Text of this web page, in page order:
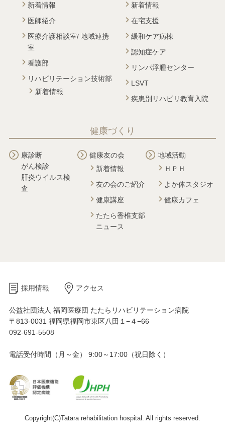
新着情報
医師紹介
医療介護相談室/ 地域連携
室
看護部
リハビリテーション技術部
新着情報
新着情報
在宅支援
緩和ケア病棟
認知症ケア
リンパ浮腫センター
LSVT
疾患別リハビリ教育入院
健康づくり
康診断
がん検診
肝炎ウイルス検
査
健康友の会
新着情報
友の会のご紹介
健康講座
たたら香椎支部
ニュース
地域活動
ＨＰＨ
よか体スタジオ
健康カフェ
採用情報 アクセス
公益社団法人 福岡医療団 たたらリハビリテーション病院
〒813-0031 福岡県福岡市東区八田１−４−66
092-691-5508
電話受付時間（月～金） 9:00～17:00（祝日除く）
Copyright(C)Tatara rehabilitation hospital. All rights reserved.